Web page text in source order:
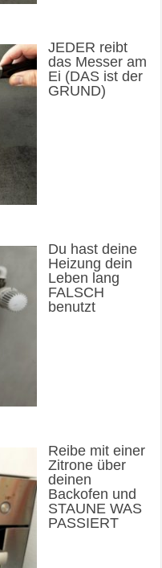
JEDER reibt
das Messer am
Ei (DAS ist der
GRUND)
Du hast deine
Heizung dein
Leben lang
FALSCH
benutzt
Reibe mit einer
Zitrone über
deinen
Backofen und
STAUNE WAS
PASSIERT